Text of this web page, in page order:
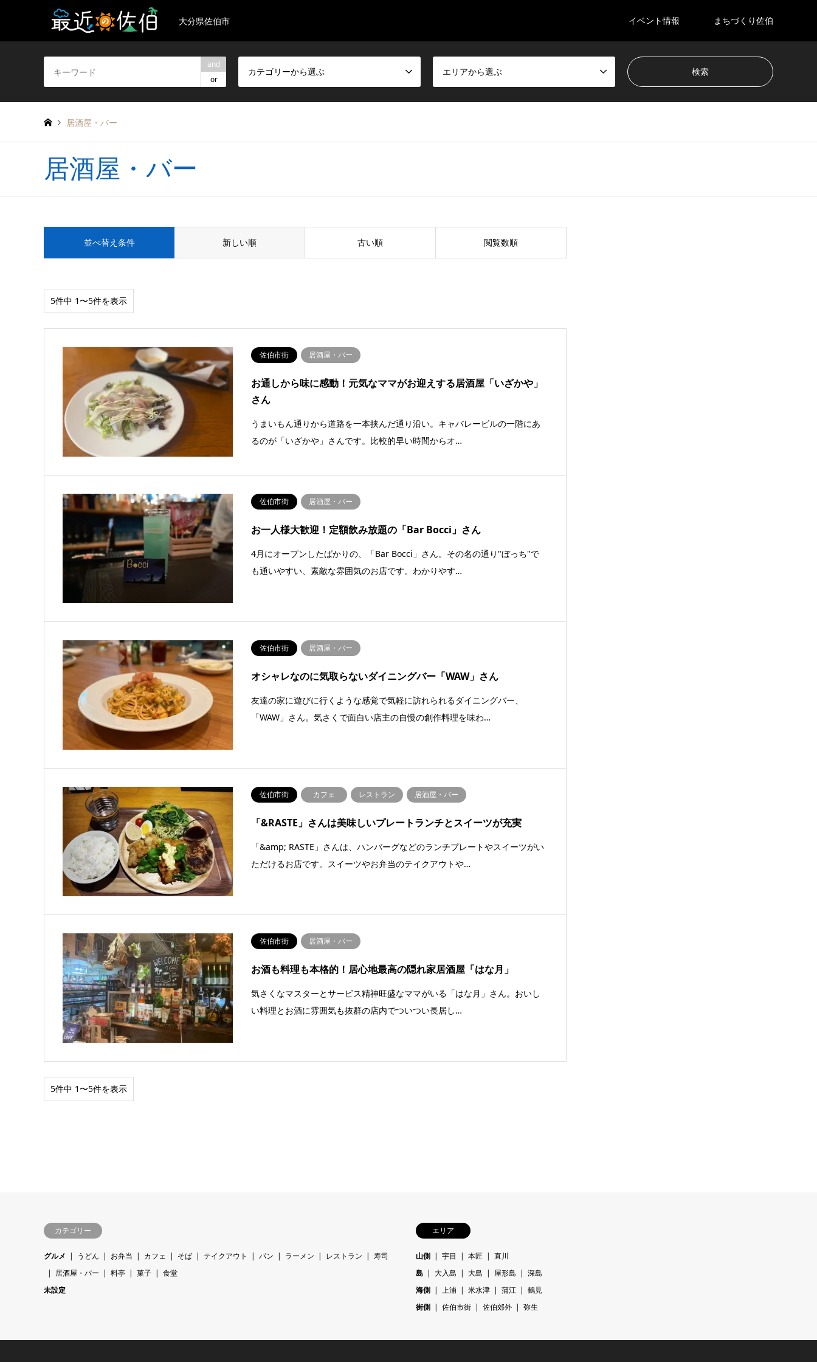
大分県佐伯市 イベント情報 まちづくり佐伯
and
or
カテゴリーから選ぶ エリアから選ぶ
居酒屋・バー
居酒屋・バー
並べ替え条件 新しい順 古い順 閲覧数順
5件中 1〜5件を表示
佐伯市街 居酒屋・バー
お通しから味に感動！元気なママがお迎えする居酒屋「いざかや」
さん
うまいもん通りから道路を一本挟んだ通り沿い。キャバレービルの一階にあ
るのが「いざかや」さんです。比較的早い時間からオ…
佐伯市街 居酒屋・バー
お一人様大歓迎！定額飲み放題の「Bar Bocci」さん
4月にオープンしたばかりの、「Bar Bocci」さん。その名の通り"ぼっち"で
も通いやすい、素敵な雰囲気のお店です。わかりやす…
佐伯市街 居酒屋・バー
オシャレなのに気取らないダイニングバー「WAW」さん
友達の家に遊びに行くような感覚で気軽に訪れられるダイニングバー、
「WAW」さん。気さくで面白い店主の自慢の創作料理を味わ…
佐伯市街 カフェ レストラン 居酒屋・バー
「&RASTE」さんは美味しいプレートランチとスイーツが充実
「&amp; RASTE」さんは、ハンバーグなどのランチプレートやスイーツがい
ただけるお店です。スイーツやお弁当のテイクアウトや…
佐伯市街 居酒屋・バー
お酒も料理も本格的！居心地最高の隠れ家居酒屋「はな月」
気さくなマスターとサービス精神旺盛なママがいる「はな月」さん。おいし
い料理とお酒に雰囲気も抜群の店内でついつい長居し…
5件中 1〜5件を表示
カテゴリー
グルメ うどん お弁当 カフェ そば テイクアウト パン ラーメン レストラン
寿司
居酒屋・バー
料亭 菓子
食堂
未設定
エリア
山側 宇目 本匠
直川
島
大入島 大島 屋形島
深島
海側
上浦 米水津 蒲江
鶴見
街側
佐伯市街 佐伯郊外 弥生